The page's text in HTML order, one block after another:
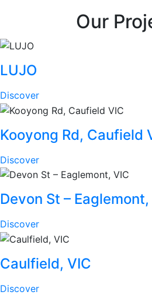
Our
LUJO
Discover
Kooyong Rd, Caufield
Discover
Devon St – Eaglemont,
Discover
Caulfield, VIC
Discover